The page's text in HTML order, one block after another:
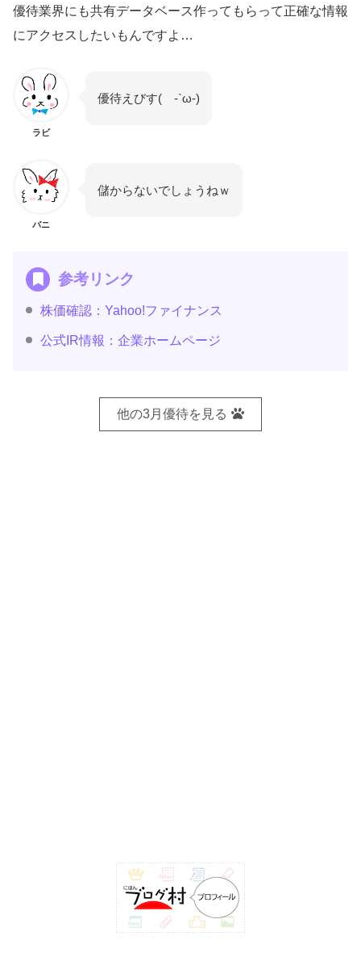
優待業界にも共有データベース作ってもらって正確な情報
にアクセスしたいもんですよ…
ラビ
優待えびす( -`ω-)
バニ
儲からないでしょうねｗ
参考リンク
株価確認：Yahoo!ファイナンス
公式IR情報：企業ホームページ
他の3月優待を見る